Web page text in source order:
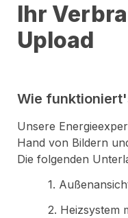
Ihr
Upload
Wie
Unsere
Hand von Bildern
Die folgenden
1.